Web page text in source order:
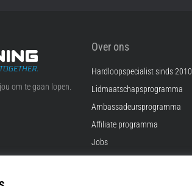
om te gaan lopen.
Over ons
Hardloopspecialist sinds 2010
Lidmaatschapsprogramma
Ambassadeursprogramma
Affiliate programma
Jobs